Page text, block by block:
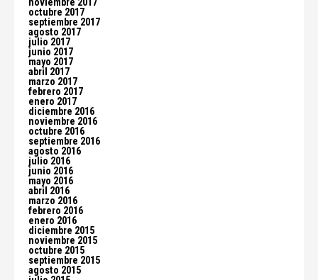
noviembre 2017
octubre 2017
septiembre 2017
agosto 2017
julio 2017
junio 2017
mayo 2017
abril 2017
marzo 2017
febrero 2017
enero 2017
diciembre 2016
noviembre 2016
octubre 2016
septiembre 2016
agosto 2016
julio 2016
junio 2016
mayo 2016
abril 2016
marzo 2016
febrero 2016
enero 2016
diciembre 2015
noviembre 2015
octubre 2015
septiembre 2015
agosto 2015